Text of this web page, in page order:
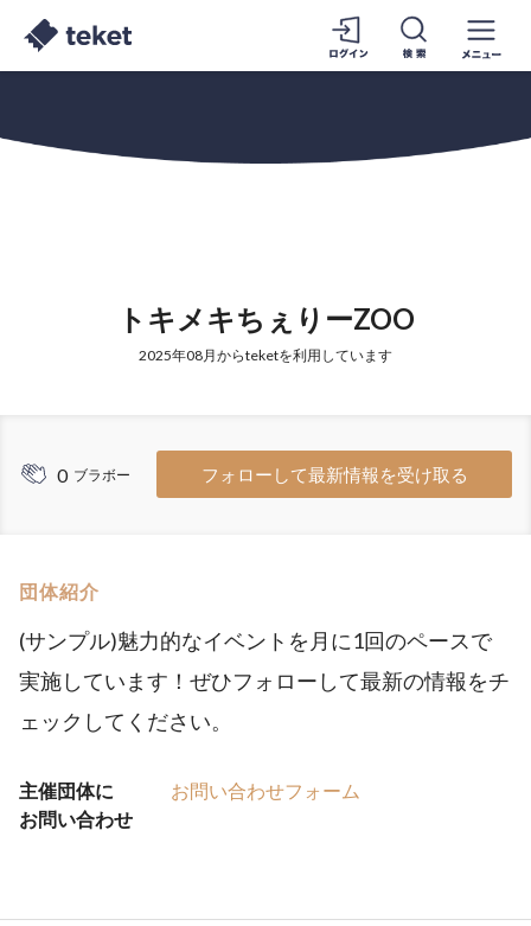
トキメキちぇりーZOO
2025年08月からteketを利用しています
0 ブラボー フォローして最新情報を受け取る
団体紹介
(サンプル)魅力的なイベントを月に1回のペースで
実施しています！ぜひフォローして最新の情報をチ
ェックしてください。
主催団体に
お問い合わせ
お問い合わせフォーム